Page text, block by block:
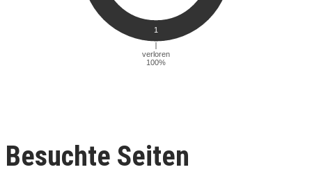
Besuchte Seiten